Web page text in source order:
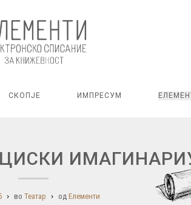
СКОПЈЕ ИМПРЕСУМ
во Театар од Елементи